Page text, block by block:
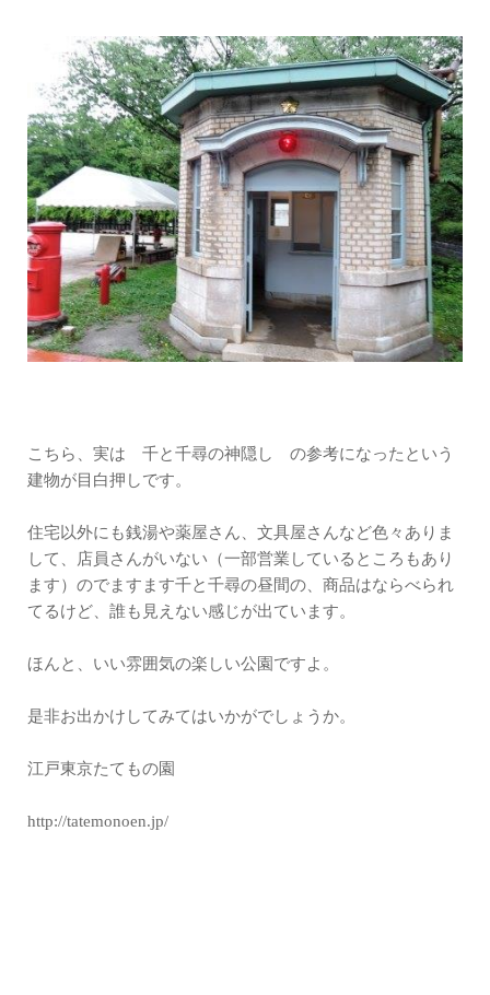
こちら、実は 千と千尋の神隠し の参考になったという
建物が目白押しです。
住宅以外にも銭湯や薬屋さん、文具屋さんなど色々ありま
して、店員さんがいない（一部営業しているところもあり
ます）のでますます千と千尋の昼間の、商品はならべられ
てるけど、誰も見えない感じが出ています。
ほんと、いい雰囲気の楽しい公園ですよ。
是非お出かけしてみてはいかがでしょうか。
江戸東京たてもの園
http://tatemonoen.jp/